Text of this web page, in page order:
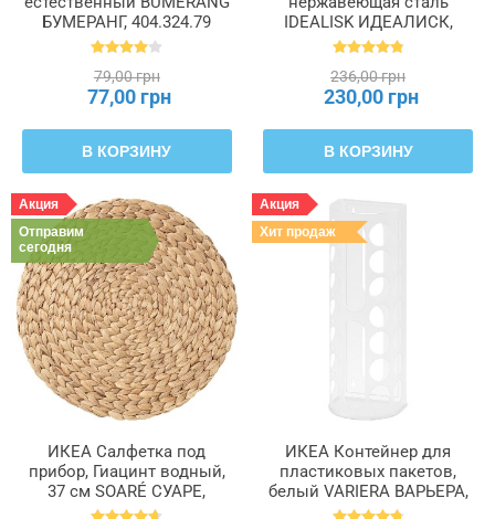
БУМЕРАНГ, 404.324.79
79,00 грн
77,00 грн
В КОРЗИНУ
IDEALISK ИДЕАЛИСК,
669.162.00
236,00 грн
230,00 грн
В КОРЗИНУ
Акция
Отправим
сегодня
ИКЕА Салфетка под
прибор, Гиацинт водный,
37 см SOARÉ СУАРЕ,
400.825.36
Акция
Хит продаж
ИКЕА Контейнер для
пластиковых пакетов,
белый VARIERA ВАРЬЕРА,
800.102.22